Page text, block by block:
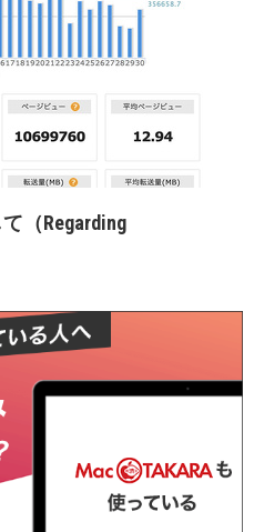
（Regarding